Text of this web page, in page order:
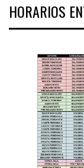
HORARIOS